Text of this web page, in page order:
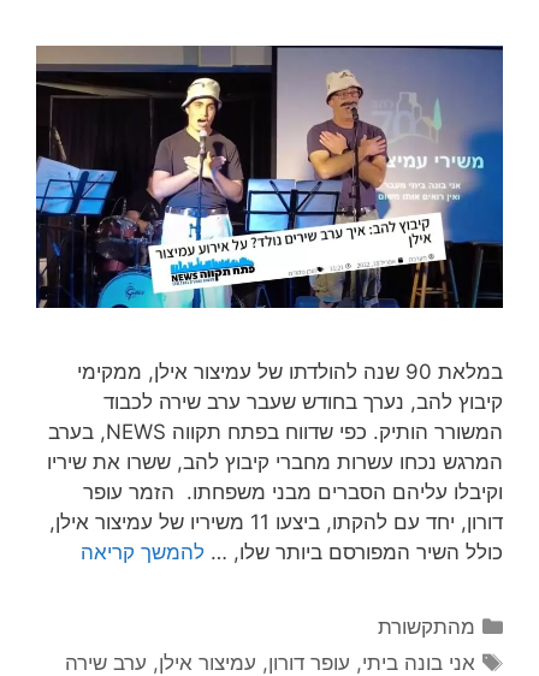
במלאת 90 שנה להולדתו של עמיצור אילן, ממקימי
קיבוץ להב, נערך בחודש שעבר ערב שירה לכבוד
המשורר הותיק. כפי שדווח בפתח תקווה NEWS, בערב
המרגש נכחו עשרות מחברי קיבוץ להב, ששרו את שיריו
וקיבלו עליהם הסברים מבני משפחתו. הזמר עופר
דורון, יחד עם להקתו, ביצעו 11 משיריו של עמיצור אילן,
כולל השיר המפורסם ביותר שלו, … להמשך קריאה
מהתקשורת
אני בונה ביתי, עופר דורון, עמיצור אילן, ערב שירה